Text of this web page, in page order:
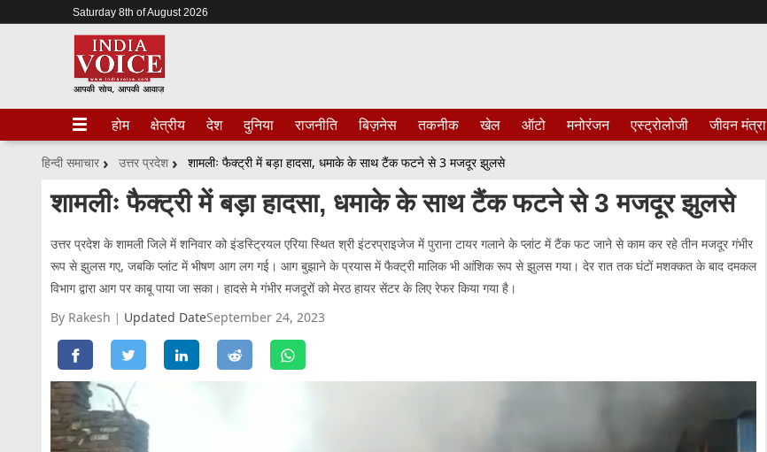
Saturday 8th of August 2026
होम क्षेत्रीय देश दुनिया राजनीति बिज़नेस तकनीक खेल ऑटो मनोरंजन एस्ट्रोलोजी जीवन मंत्रा
हिन्दी समाचार उत्तर प्रदेश शामलीः फैक्ट्री में बड़ा हादसा, धमाके के साथ टैंक फटने से 3 मजदूर झुलसे
शामलीः फैक्ट्री में बड़ा हादसा, धमाके के साथ टैंक फटने से 3 मजदूर झुलसे
उत्तर प्रदेश के शामली जिले में शनिवार को इंडस्ट्रियल एरिया स्थित श्री इंटरप्राइजेज में पुराना टायर गलाने के प्लांट में टैंक फट जाने से काम कर रहे तीन मजदूर गंभीर
रूप से झुलस गए, जबकि प्लांट में भीषण आग लग गई। आग बुझाने के प्रयास में फैक्ट्री मालिक भी आंशिक रूप से झुलस गया। देर रात तक घंटों मशक्कत के बाद दमकल
विभाग द्वारा आग पर काबू पाया जा सका। हादसे मे गंभीर मजदूरों को मेरठ हायर सेंटर के लिए रेफर किया गया है।
By Rakesh
Updated DateSeptember 24, 2023